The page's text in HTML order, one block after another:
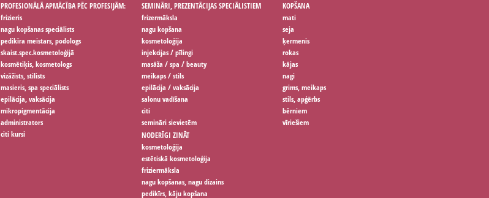
PROFESIONĀLĀ APMĀCĪBA PĒC PROFESIJĀM:
frizieris
nagu kopšanas speciālists
pedikīra meistars, podologs
skaist.spec.kosmetoloģijā
kosmētiķis, kosmetologs
vizāžists, stilists
masieris, spa speciālists
epilācija, vaksācija
mikropigmentācija
administrators
citi kursi
SEMINĀRI, PREZENTĀCIJAS SPECIĀLISTIEM
frizermāksla
nagu kopšana
kosmetoloģija
injekcijas / pīlingi
masāža / spa / beauty
meikaps / stils
epilācija / vaksācija
salonu vadīšana
citi
semināri sievietēm
KOPŠANA
mati
seja
ķermenis
rokas
kājas
nagi
grims, meikaps
stils, apģērbs
bērniem
vīriešiem
NODERĪGI ZINĀT
kosmetoloģija
estētiskā kosmetoloģija
friziermāksla
nagu kopšanas, nagu dizains
pedikīrs, kāju kopšana